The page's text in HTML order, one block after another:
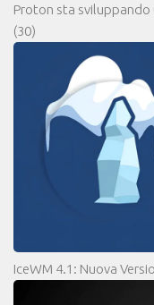
Proton sta sviluppando
(30)
IceWM 4.1: Nuova